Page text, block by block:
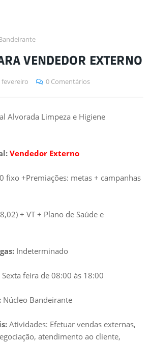
VENDEDOR EXTERNO
fevereiro 0 Comentários
Alvorada Limpeza e Higiene
Vendedor Externo
fixo +Premiações: metas + campanhas
+ VT + Plano de Saúde e
Indeterminado
Sexta feira de 08:00 às 18:00
Núcleo Bandeirante
Atividades: Efetuar vendas externas,
atendimento ao cliente,